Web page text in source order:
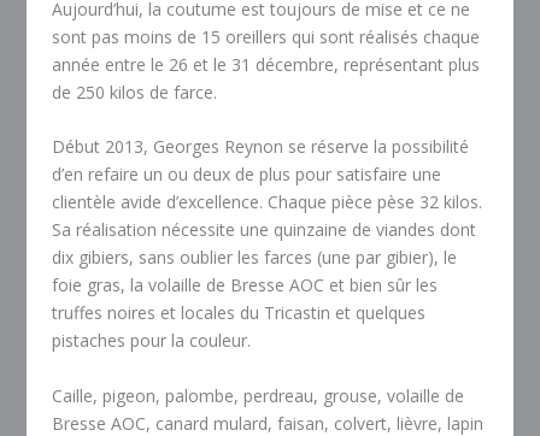
Aujourd’hui, la coutume est toujours de mise et ce ne
sont pas moins de 15 oreillers qui sont réalisés chaque
année entre le 26 et le 31 décembre, représentant plus
de 250 kilos de farce.
Début 2013, Georges Reynon se réserve la possibilité
d’en refaire un ou deux de plus pour satisfaire une
clientèle avide d’excellence. Chaque pièce pèse 32 kilos.
Sa réalisation nécessite une quinzaine de viandes dont
dix gibiers, sans oublier les farces (une par gibier), le
foie gras, la volaille de Bresse AOC et bien sûr les
truffes noires et locales du Tricastin et quelques
pistaches pour la couleur.
Caille, pigeon, palombe, perdreau, grouse, volaille de
Bresse AOC, canard mulard, faisan, colvert, lièvre, lapin